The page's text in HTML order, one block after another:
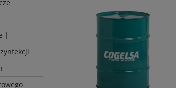
|